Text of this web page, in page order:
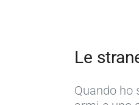
Le
Quando ho